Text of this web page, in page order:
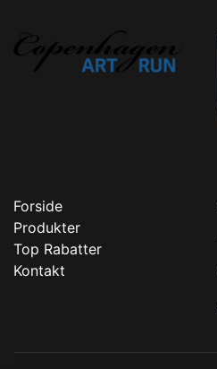
Forside
Produkter
Top Rabatter
Kontakt